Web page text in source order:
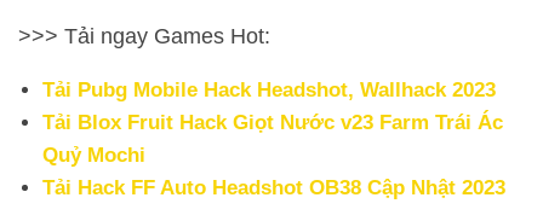
>>> Tải ngay Games Hot:
Tải Pubg Mobile Hack Headshot, Wallhack 2023
Tải Blox Fruit Hack Giọt Nước v23 Farm Trái Ác
Quỷ Mochi
Tải Hack FF Auto Headshot OB38 Cập Nhật 2023